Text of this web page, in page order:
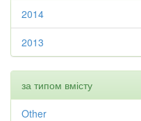
2014
2013
за типом вмісту
Other